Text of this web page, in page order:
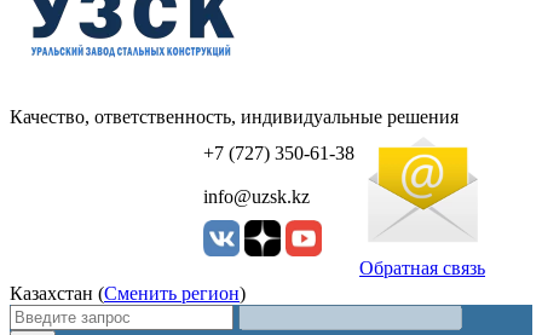
УЗСК Казахстан
Качество, ответственность, индивидуальные решения
+7 (727) 350-61-38
info@uzsk.kz
Обратная связь
Казахстан (Сменить регион)